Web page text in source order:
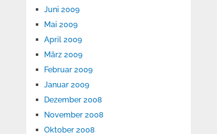
Juni 2009
Mai 2009
April 2009
März 2009
Februar 2009
Januar 2009
Dezember 2008
November 2008
Oktober 2008